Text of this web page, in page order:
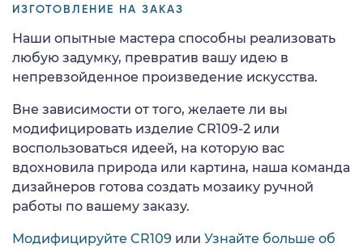
ИЗГОТОВЛЕНИЕ НА ЗАКАЗ
Наши опытные мастера способны реализовать
любую задумку, превратив вашу идею в
непревзойденное произведение искусства.
Вне зависимости от того, желаете ли вы
модифицировать изделие CR109-2 или
воспользоваться идеей, на которую вас
вдохновила природа или картина, наша команда
дизайнеров готова создать мозаику ручной
работы по вашему заказу.
Модифицируйте CR109 или Узнайте больше об